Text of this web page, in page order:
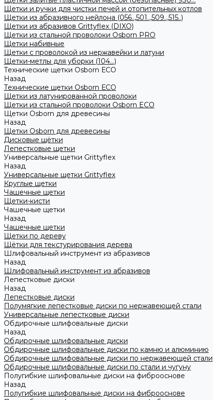
Щетки и ручки для чистки печей и отопительных котлов
Щетки из абразивного нейлона (056..,501..,509..,515..)
Щетки из абразивов Grittyflex (DIXO)
Щетки из стальной проволоки Osborn PRO
Щетки набивные
Щетки с проволокой из нержавейки и латуни
Щетки-метлы для уборки (104...)
Технические щетки Osborn ЕСО
Назад
Технические щетки Osborn ЕСО
Щетки из латунированной проволоки
Щетки из стальной проволоки Osborn ECO
Щетки Osborn для древесины
Назад
Щетки Osborn для древесины
Дисковые щётки
Лепестковые щетки
Универсальные щетки Grittyflex
Назад
Универсальные щетки Grittyflex
Круглые щетки
Чашечные щетки
Щетки-кисти
Чашечные щетки
Назад
Чашечные щетки
Щетки по дереву
Щётки для текстурирования дерева
Шлифовальный инструмент из абразивов
Назад
Шлифовальный инструмент из абразивов
Лепестковые диски
Назад
Лепестковые диски
Полумягкие лепестковые диски по нержавеющей стали
Универсальные лепестковые диски
Обдирочные шлифовальные диски
Назад
Обдирочные шлифовальные диски
Обдирочные шлифовальные диски по камню и алюминию
Обдирочные шлифовальные диски по нержавеющей стали
Обдирочные шлифовальные диски по стали и чугуну
Полугибкие шлифовальные диски на фиброоснове
Назад
Полугибкие шлифовальные диски на фиброоснове